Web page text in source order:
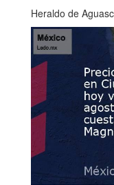
Heraldo de